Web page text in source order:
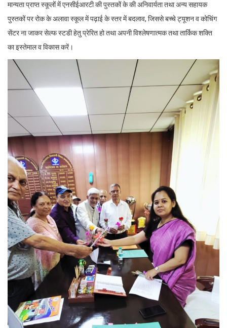
मान्यता प्राप्त स्कूलों में एनसीईआरटी की पुस्तकों के की अनिवार्यता तथा अन्य सहायक
पुस्तकों पर रोक के अलावा स्कूल में पढ़ाई के स्तर में बदलाव, जिससे बच्चे ट्यूशन व कोचिंग
सेंटर ना जाकर सेल्फ स्टडी हेतु प्रेरित हो तथा अपनी विश्लेषणात्मक तथा तार्किक शक्ति
का इस्तेमाल व विकास करें।